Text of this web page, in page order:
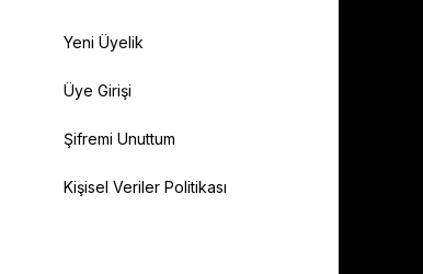
Yeni Üyelik
Üye Girişi
Şifremi Unuttum
Kişisel Veriler Politikası